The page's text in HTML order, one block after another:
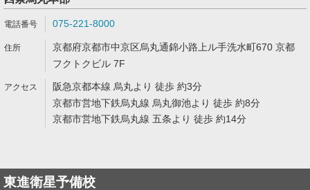
075-221-8000
京都府京都市中京区烏丸通錦小路上ル手洗水町670 京都
フクトクビル 7F
阪急京都本線 烏丸より 徒歩 約3分
京都市営地下鉄烏丸線 烏丸御池より 徒歩 約8分
京都市営地下鉄烏丸線 五条より 徒歩 約14分
東進衛星予備校